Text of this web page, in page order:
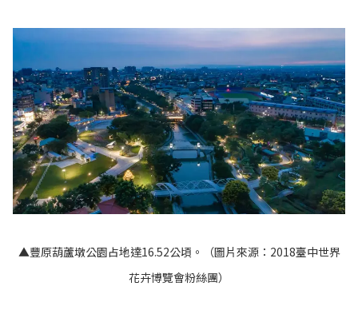
▲豐原葫蘆墩公園占地達16.52公頃。（圖片來源：2018臺中世界
花卉博覽會粉絲團）